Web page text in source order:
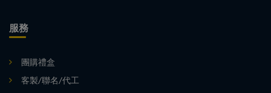
服務
團購禮盒
客製/聯名/代工